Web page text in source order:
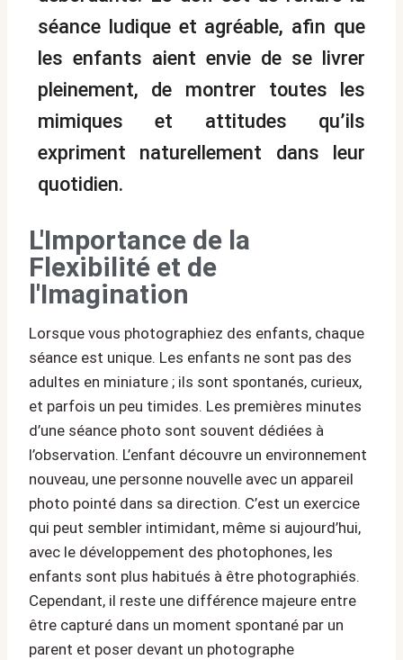
séance ludique et agréable, afin que
les enfants aient envie de se livrer
pleinement, de montrer toutes les
mimiques et attitudes qu’ils
expriment naturellement dans leur
quotidien.
L'Importance de la
Flexibilité et de
l'Imagination
Lorsque vous photographiez des enfants, chaque
séance est unique. Les enfants ne sont pas des
adultes en miniature ; ils sont spontanés, curieux,
et parfois un peu timides. Les premières minutes
d’une séance photo sont souvent dédiées à
l’observation. L’enfant découvre un environnement
nouveau, une personne nouvelle avec un appareil
photo pointé dans sa direction. C’est un exercice
qui peut sembler intimidant, même si aujourd’hui,
avec le développement des photophones, les
enfants sont plus habitués à être photographiés.
Cependant, il reste une différence majeure entre
être capturé dans un moment spontané par un
parent et poser devant un photographe